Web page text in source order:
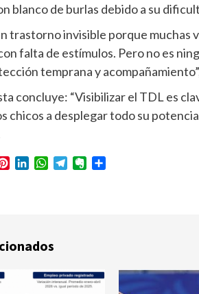
blanco de burlas debido a su
trastorno invisible porque muchas
falta de estímulos. Pero no es
temprana y
concluye: “Visibilizar el TDL es
chicos a desplegar todo su
PinterestLinkedInWhatsApp
TelegramEvernote